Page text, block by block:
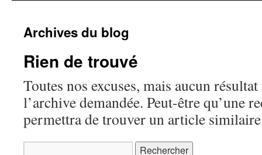
Archives du blog
Rien de trouvé
Toutes nos excuses, mais aucun
l’archive demandée. Peut-être qu’une
permettra de trouver un article